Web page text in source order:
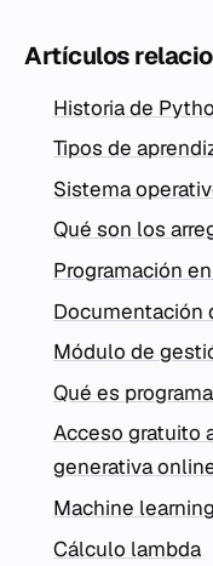
Artículos
Historia de
Tipos de
Sistema
Qué son los
Programación
Documentación
Módulo de
Qué es
Acceso gratuito
generativa
Machine
Cálculo lambda